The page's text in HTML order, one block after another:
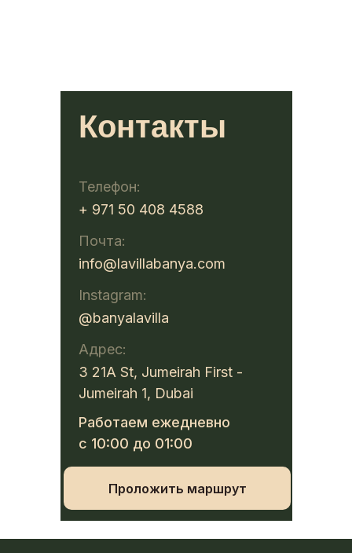
Контакты
info@lavillabanya.com
Почта:
+ 971 50 408 4588
Телефон:
Работаем ежедневно
с 10:00 до 01:00
Адрес:
3 21A St, Jumeirah First -
Jumeirah 1, Dubai
@banyalavilla
Instagram:
Проложить маршрут